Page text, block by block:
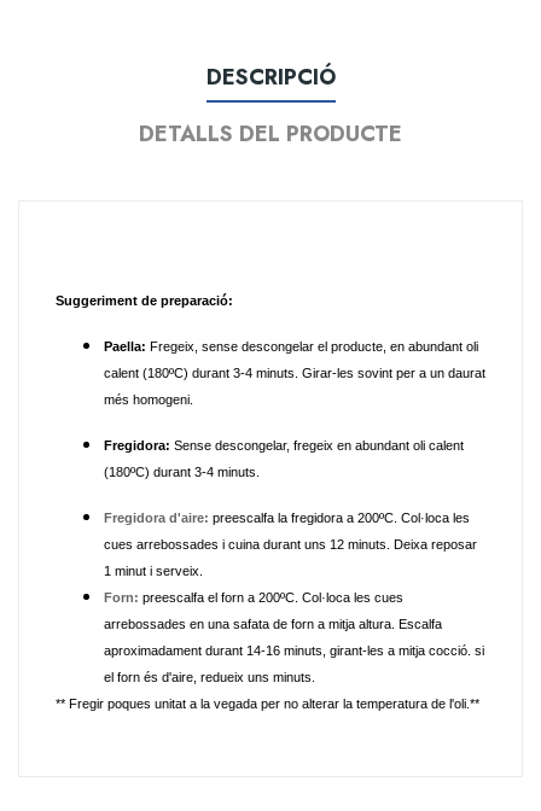
DESCRIPCIÓ
DETALLS DEL PRODUCTE
Suggeriment de preparació:
Paella: Fregeix, sense descongelar el producte, en abundant oli
calent (180ºC) durant 3-4 minuts. Girar-les sovint per a un daurat
més homogeni.
Fregidora: Sense descongelar, fregeix en abundant oli calent
(180ºC) durant 3-4 minuts.
Fregidora d'aire: preescalfa la fregidora a 200ºC. Col·loca les
cues arrebossades i cuina durant uns 12 minuts. Deixa reposar
1 minut i serveix.
Forn: preescalfa el forn a 200ºC. Col·loca les cues
arrebossades en una safata de forn a mitja altura. Escalfa
aproximadament durant 14-16 minuts, girant-les a mitja cocció. si
el forn és d'aire, redueix uns minuts.
** Fregir poques unitat a la vegada per no alterar la temperatura de l'oli.**